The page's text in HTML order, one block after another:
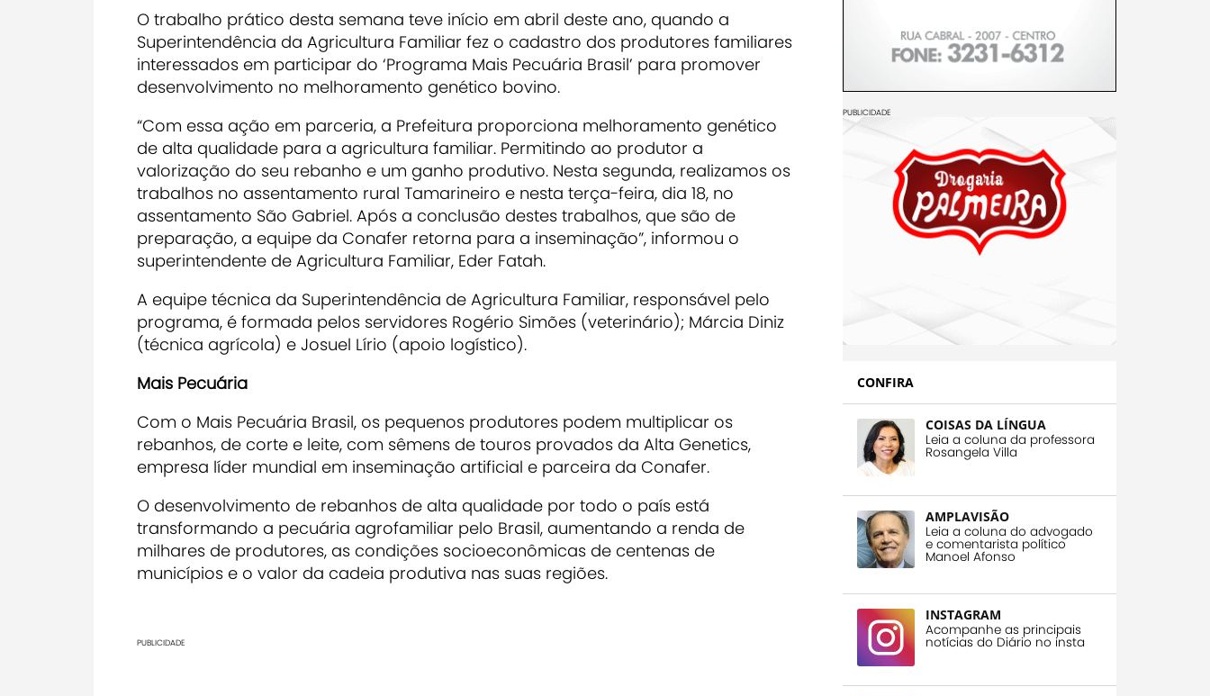
O trabalho prático desta semana teve início em abril deste ano, quando a
Superintendência da Agricultura Familiar fez o cadastro dos produtores familiares
interessados em participar do ‘Programa Mais Pecuária Brasil’ para promover
desenvolvimento no melhoramento genético bovino.
“Com essa ação em parceria, a Prefeitura proporciona melhoramento genético
de alta qualidade para a agricultura familiar. Permitindo ao produtor a
valorização do seu rebanho e um ganho produtivo. Nesta segunda, realizamos os
trabalhos no assentamento rural Tamarineiro e nesta terça-feira, dia 18, no
assentamento São Gabriel. Após a conclusão destes trabalhos, que são de
preparação, a equipe da Conafer retorna para a inseminação”, informou o
superintendente de Agricultura Familiar, Eder Fatah.
A equipe técnica da Superintendência de Agricultura Familiar, responsável pelo
programa, é formada pelos servidores Rogério Simões (veterinário); Márcia Diniz
(técnica agrícola) e Josuel Lírio (apoio logístico).
Mais Pecuária
Com o Mais Pecuária Brasil, os pequenos produtores podem multiplicar os
rebanhos, de corte e leite, com sêmens de touros provados da Alta Genetics,
empresa líder mundial em inseminação artificial e parceira da Conafer.
O desenvolvimento de rebanhos de alta qualidade por todo o país está
transformando a pecuária agrofamiliar pelo Brasil, aumentando a renda de
milhares de produtores, as condições socioeconômicas de centenas de
municípios e o valor da cadeia produtiva nas suas regiões.
PUBLICIDADE
PUBLICIDADE
CONFIRA
COISAS DA LÍNGUA
Leia a coluna da professora
Rosangela Villa
AMPLAVISÃO
Leia a coluna do advogado
e comentarista político
Manoel Afonso
INSTAGRAM
Acompanhe as principais
notícias do Diário no insta